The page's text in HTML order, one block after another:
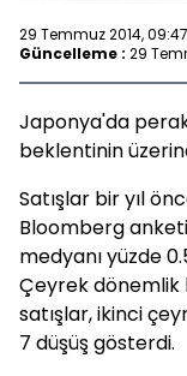
29 Temmuz 2014, 09:47
Güncelleme : 29
Japonya'da
beklentinin
Satışlar bir yıl
Bloomberg
medyanı yüzde
Çeyrek
satışlar, ikinci
7 düşüş gösterdi.